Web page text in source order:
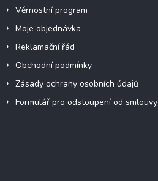
Věrnostní program
Moje objednávka
Reklamační řád
Obchodní podmínky
Zásady ochrany osobních údajů
Formulář pro odstoupení od smlouvy